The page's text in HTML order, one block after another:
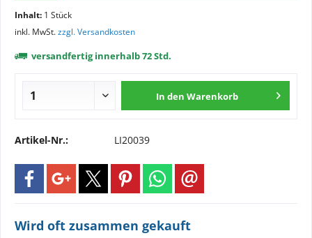
Inhalt: 1 Stück
inkl. MwSt.zzgl. Versandkosten
versandfertig innerhalb 72 Std.
In den Warenkorb
Artikel-Nr.: LI20039
Wird oft zusammen gekauft